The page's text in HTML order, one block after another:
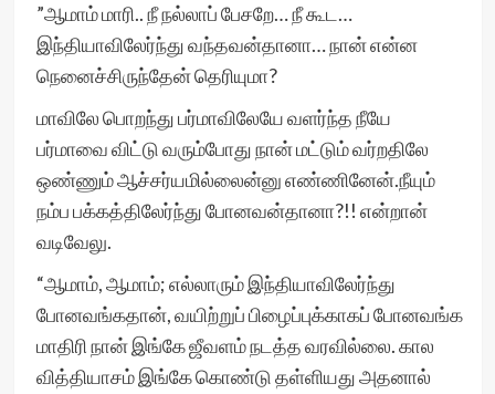
”ஆமாம் மாரி.. நீ நல்லாப் பேசறே… நீ கூட…
இந்தியாவிலேர்ந்து வந்தவன்தானா… நான் என்ன
நெனைச்சிருந்தேன் தெரியுமா?
மாவிலே பொறந்து பர்மாவிலேயே வளர்ந்த நீயே
பர்மாவை விட்டு வரும்போது நான் மட்டும் வர்றதிலே
ஒண்ணும் ஆச்சர்யமில்லைன்னு எண்ணினேன்.நீயும்
நம்ப பக்கத்திலேர்ந்து போனவன்தானா?!! என்றான்
வடிவேலு.
“ஆமாம், ஆமாம்; எல்லாரும் இந்தியாவிலேர்ந்து
போனவங்கதான், வயிற்றுப் பிழைப்புக்காகப் போனவங்க
மாதிரி நான் இங்கே ஜீவளம் நடத்த வரவில்லை. கால
வித்தியாசம் இங்கே கொண்டு தள்ளியது அதனால்